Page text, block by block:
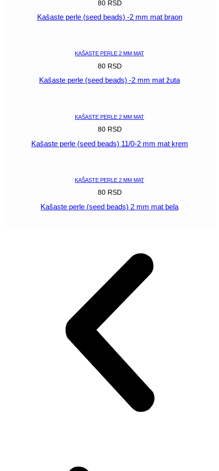
80 RSD
Kašaste perle (seed beads) -2 mm mat braon
KAŠASTE PERLE 2 MM MAT
80 RSD
Kašaste perle (seed beads) -2 mm mat žuta
KAŠASTE PERLE 2 MM MAT
80 RSD
Kašaste perle (seed beads) 11/0-2 mm mat krem
KAŠASTE PERLE 2 MM MAT
80 RSD
Kašaste perle (seed beads) 2 mm mat bela